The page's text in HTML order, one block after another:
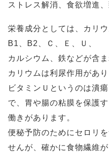
ストレス解消、食欲増進
栄養成分としては、カリ
B1、B2、Ｃ、Ｅ、Ｕ、
カルシウム、鉄などが含ま
カリウムは利尿作用があ
ビタミンＵというのは潰
で、胃や腸の粘膜を保護す
働きがあります。
便秘予防のためにセロリ
せんが、確かに食物繊維が